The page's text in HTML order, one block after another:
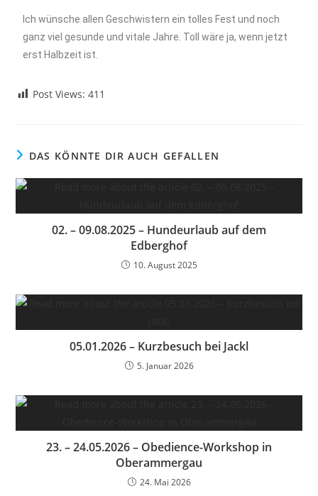
Ich wünsche allen Geschwistern ein tolles Fest und noch
ganz viel gesunde und vitale Jahre. Toll wäre ja, wenn jetzt
erst Halbzeit ist.
Post Views: 411
DAS KÖNNTE DIR AUCH GEFALLEN
02. – 09.08.2025 – Hundeurlaub auf dem
Edberghof
10. August 2025
05.01.2026 – Kurzbesuch bei Jackl
5. Januar 2026
23. – 24.05.2026 – Obedience-Workshop in
Oberammergau
24. Mai 2026